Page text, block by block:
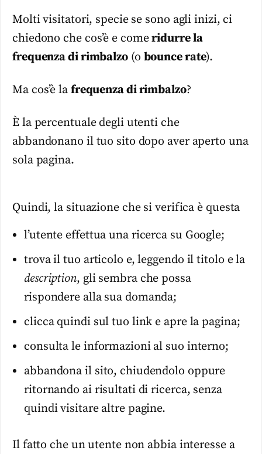
Molti visitatori, specie se sono agli inizi, ci
chiedono che cos’è e comeridurre la
frequenza di rimbalzo(o bounce rate).
Ma cos’è la frequenza di rimbalzo?
È la percentuale degli utenti che
abbandonano il tuo sito dopo aver aperto una
sola pagina.
Quindi, la situazione che si verifica è questa
l’utente effettua una ricerca su Google;
trova il tuo articolo e, leggendo il titolo e la
description, gli sembra che possa
rispondere alla sua domanda;
clicca quindi sul tuo link e apre la pagina;
consulta le informazioni al suo interno;
abbandona il sito, chiudendolo oppure
ritornando ai risultati di ricerca, senza
quindi visitare altre pagine.
Il fatto che un utente non abbia interesse a